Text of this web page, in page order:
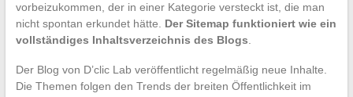
vorbeizukommen, der in einer Kategorie versteckt ist, die man
nicht spontan erkundet hätte. Der Sitemap funktioniert wie ein
vollständiges Inhaltsverzeichnis des Blogs.
Der Blog von D’clic Lab veröffentlicht regelmäßig neue Inhalte.
Die Themen folgen den Trends der breiten Öffentlichkeit im